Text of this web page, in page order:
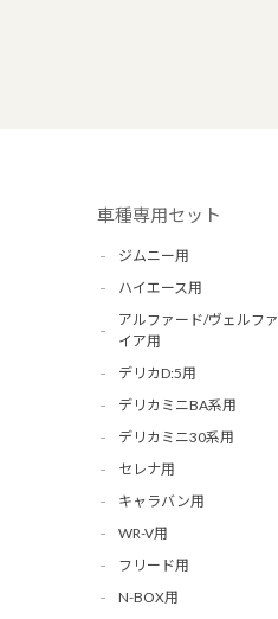
車種専用セット
ジムニー用
ハイエース用
アルファード/ヴェルファ
イア用
デリカD:5用
デリカミニBA系用
デリカミニ30系用
セレナ用
キャラバン用
WR-V用
フリード用
N-BOX用